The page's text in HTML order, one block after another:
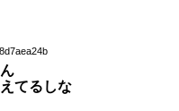
てるしな